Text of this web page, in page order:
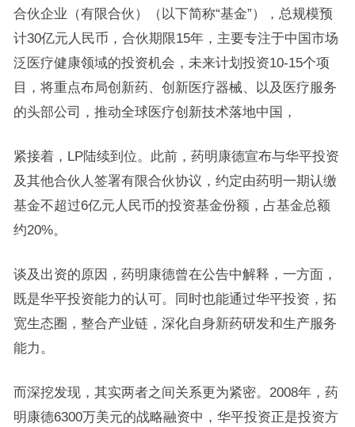
合伙企业（有限合伙）（以下简称“基金”），总规模预
计30亿元人民币，合伙期限15年，主要专注于中国市场
泛医疗健康领域的投资机会，未来计划投资10-15个项
目，将重点布局创新药、创新医疗器械、以及医疗服务
的头部公司，推动全球医疗创新技术落地中国，
紧接着，LP陆续到位。此前，药明康德宣布与华平投资
及其他合伙人签署有限合伙协议，约定由药明一期认缴
基金不超过6亿元人民币的投资基金份额，占基金总额
约20%。
谈及出资的原因，药明康德曾在公告中解释，一方面，
既是华平投资能力的认可。同时也能通过华平投资，拓
宽生态圈，整合产业链，深化自身新药研发和生产服务
能力。
而深挖发现，其实两者之间关系更为紧密。2008年，药
明康德6300万美元的战略融资中，华平投资正是投资方